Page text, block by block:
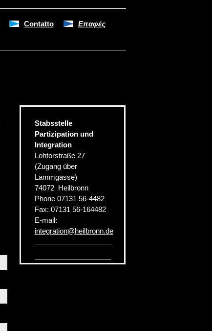
Contatto
Επαφές
Stabsstelle
Partizipation und
Integration
Lohtorstraße 27
(Zugang über
Lammgasse)
74072 Heilbronn
Phone 07131 56-4482
Fax: 07131 56-164482
E-mail:
integration@heilbronn.de